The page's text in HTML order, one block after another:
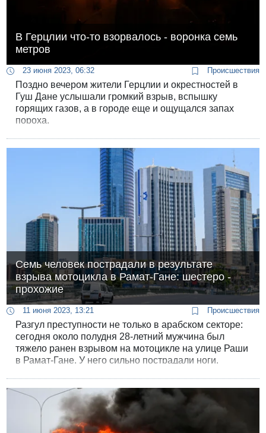
В Герцлии что-то взорвалось - воронка семь
метров
23 июня 2023, 06:32 Происшествия
Поздно вечером жители Герцлии и окрестностей в
Гуш Дане услышали громкий взрыв, вспышку
горящих газов, а в городе еще и ощущался запах
пороха.
Семь человек пострадали в результате
взрыва мотоцикла в Рамат-Гане: шестеро -
прохожие
11 июня 2023, 13:21 Происшествия
Разгул преступности не только в арабском секторе:
сегодня около полудня 28-летний мужчина был
тяжело ранен взрывом на мотоцикле на улице Раши
в Рамат-Гане. У него сильно пострадали ноги.